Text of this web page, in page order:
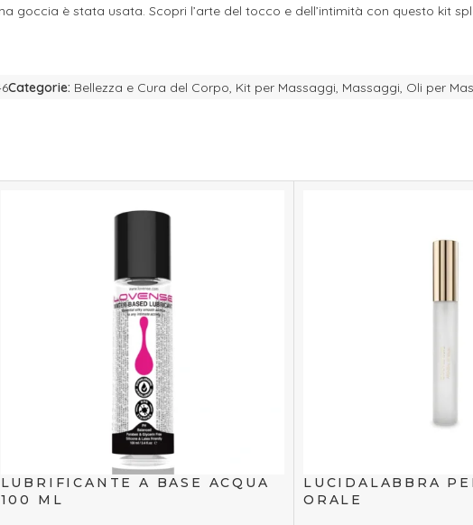
goccia è stata usata. Scopri l’arte del tocco e dell’intimità con questo kit
Categorie: Bellezza e Cura del Corpo Kit per Massaggi Massaggi Oli per
LUBRIFICANTE A BASE ACQUA
100 ML
LUCIDALABBRA
ORALE